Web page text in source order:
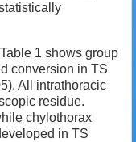
1 shows group
conversion in TS
All intrathoracic
residue.
chylothorax
in TS